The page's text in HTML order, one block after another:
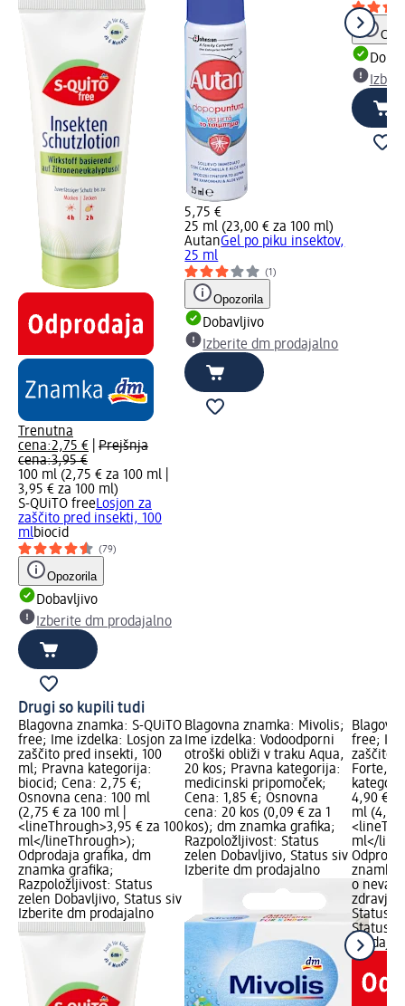
Trenutna
cena:2,75 €
Prejšnja
cena:3,95 €
100 ml (2,75 € za 100 ml |
3,95 € za 100 ml)
S-QUiTO freeLosjon za
zaščito pred insekti, 100
mlbiocid
(79)
Opozorila
Dobavljivo
Izberite dm prodajalno
5,75 €
25 ml (23,00 € za 100 ml)
AutanGel po piku insektov,
25 ml
(1)
Opozorila
Dobavljivo
Izberite dm prodajalno
Drugi so kupili tudi
Blagovna znamka: S-QUiTO
free; Ime izdelka: Losjon za
zaščito pred insekti, 100
ml; Pravna kategorija:
biocid; Cena: 2,75 €;
Osnovna cena: 100 ml
(2,75 € za 100 ml |
<lineThrough>3,95 € za 100
ml</lineThrough>);
Odprodaja grafika, dm
znamka grafika;
Razpoložljivost: Status
zelen Dobavljivo, Status siv
Izberite dm prodajalno
Blagovna znamka: Mivolis;
Ime izdelka: Vodoodporni
otroški obliži v traku Aqua,
20 kos; Pravna kategorija:
medicinski pripomoček;
Cena: 1,85 €; Osnovna
cena: 20 kos (0,09 € za 1
kos); dm znamka grafika;
Razpoložljivost: Status
zelen Dobavljivo, Status siv
Izberite dm prodajalno
free;
zaščito
Forte,
4,90 €;
ml (4,90
ml</
znamka
o
zdravje;
Status
Status